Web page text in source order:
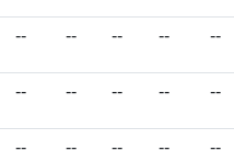
-- -- -- -- --
-- -- -- -- --
-- -- -- -- --